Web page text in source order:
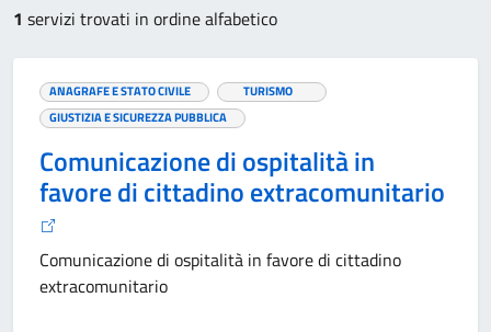
1 servizi trovati in ordine alfabetico
ANAGRAFE E STATO CIVILE
TURISMO
GIUSTIZIA E SICUREZZA PUBBLICA
Comunicazione di ospitalità in
favore di cittadino extracomunitario
Comunicazione di ospitalità in favore di cittadino
extracomunitario